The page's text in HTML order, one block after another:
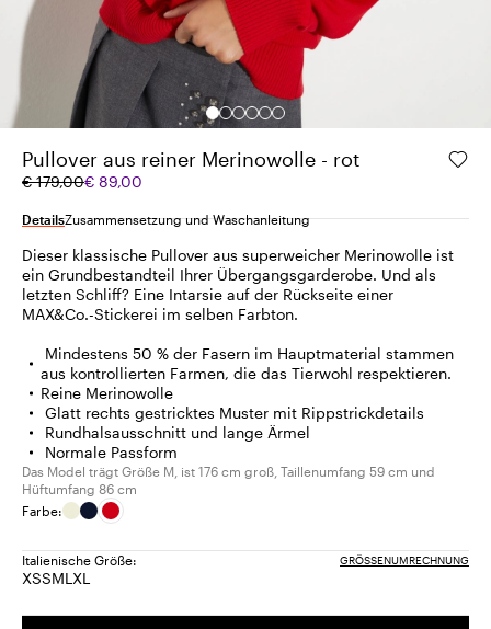
Pullover aus reiner Merinowolle - rot
€ 179,00€ 89,00
Ursprünglicher
€
Aktueller
€
DetailsZusammensetzung und Waschanleitung
Dieser klassische Pullover aus superweicher Merinowolle ist
ein Grundbestandteil Ihrer Übergangsgarderobe. Und als
letzten Schliff? Eine Intarsie auf der Rückseite einer
MAX&Co.-Stickerei im selben Farbton.
Mindestens 50 % der Fasern im Hauptmaterial stammen
aus kontrollierten Farmen, die das Tierwohl respektieren.
Reine Merinowolle
Glatt rechts gestricktes Muster mit Rippstrickdetails
Rundhalsausschnitt und lange Ärmel
Normale Passform
Das Model trägt Größe M, ist 176 cm groß, Taillenumfang 59 cm und
Hüftumfang 86 cm
Farbe:
Italienische Größe: GRÖSSENUMRECHNUNG
XSGröße:
SGröße:
MGröße:
LGröße:
XLGröße: